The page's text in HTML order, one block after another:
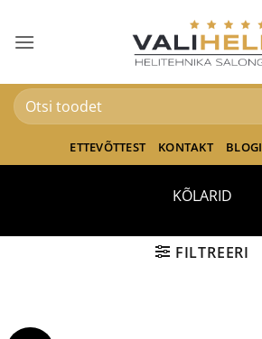
content
Otsi:
ETTEVÕTTEST KONTAKT BLOGI
KÕLARID
FILTREERI